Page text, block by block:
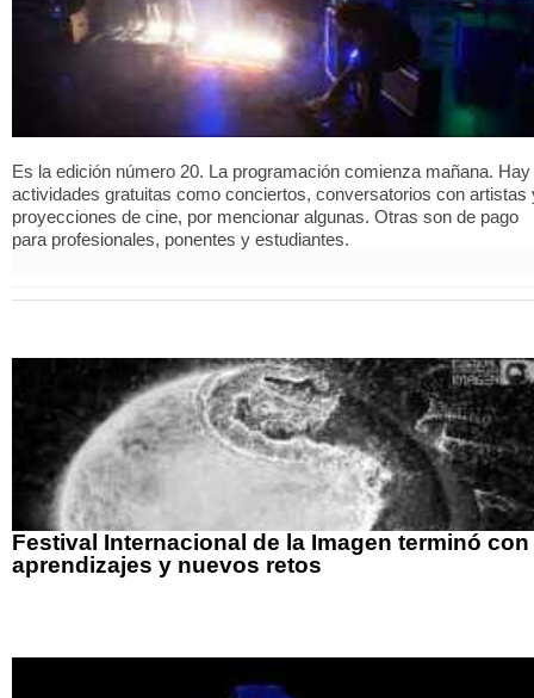
Es la edición número 20. La programación comienza mañana. Hay
actividades gratuitas como conciertos, conversatorios con artistas
proyecciones de cine, por mencionar algunas. Otras son de pago
para profesionales, ponentes y estudiantes.
Festival Internacional de la Imagen terminó con
aprendizajes y nuevos retos